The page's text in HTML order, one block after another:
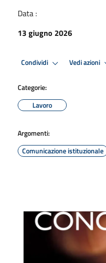
Data :
13 giugno 2026
Condividi Vedi azioni
Categorie:
Lavoro
Argomenti:
Comunicazione istituzionale